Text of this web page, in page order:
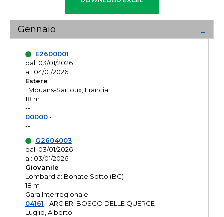
Gennaio
E2600001
dal: 03/01/2026
al: 04/01/2026
Estere
: Mouans-Sartoux, Francia
18 m
--
00000-
--
G2604003
dal: 03/01/2026
al: 03/01/2026
Giovanile
Lombardia: Bonate Sotto (BG)
18 m
Gara Interregionale
04161 - ARCIERI BOSCO DELLE QUERCE
Luglio, Alberto